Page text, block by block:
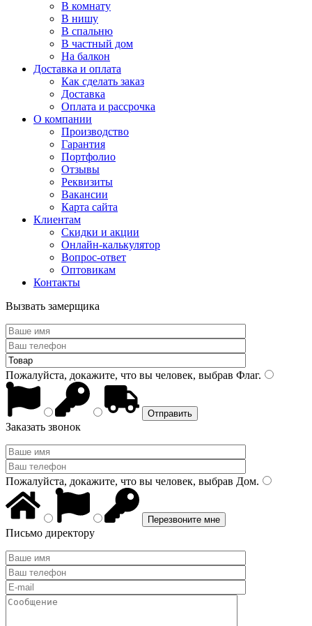
В комнату
В нишу
В спальню
В частный дом
На балкон
Доставка и оплата
Как сделать заказ
Доставка
Оплата и рассрочка
О компании
Производство
Гарантия
Портфолио
Отзывы
Реквизиты
Вакансии
Карта сайта
Клиентам
Скидки и акции
Онлайн-калькулятор
Вопрос-ответ
Оптовикам
Контакты
Вызвать замерщика
Пожалуйста, докажите, что вы человек, выбрав Флаг.
Заказать звонок
Пожалуйста, докажите, что вы человек, выбрав Дом.
Письмо директору